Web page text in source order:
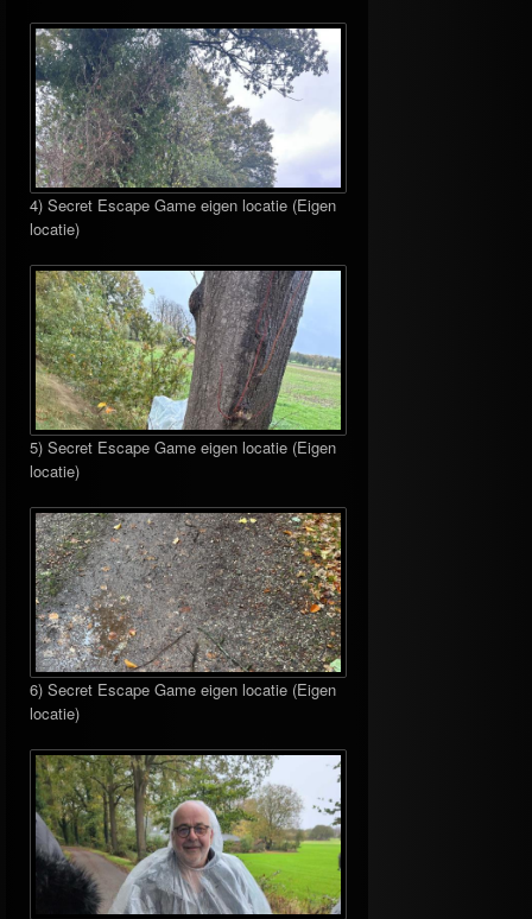
4) Secret Escape Game eigen locatie (Eigen
locatie)
5) Secret Escape Game eigen locatie (Eigen
locatie)
6) Secret Escape Game eigen locatie (Eigen
locatie)